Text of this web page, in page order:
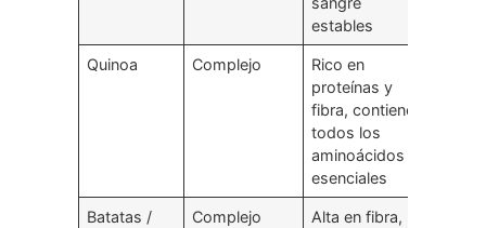
estables
Quinoa Complejo
Rico en
proteínas y
fibra, contiene
todos los
aminoácidos
esenciales
Batatas /
Complejo
Alta en fibra,